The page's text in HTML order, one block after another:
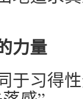
力量
于习得